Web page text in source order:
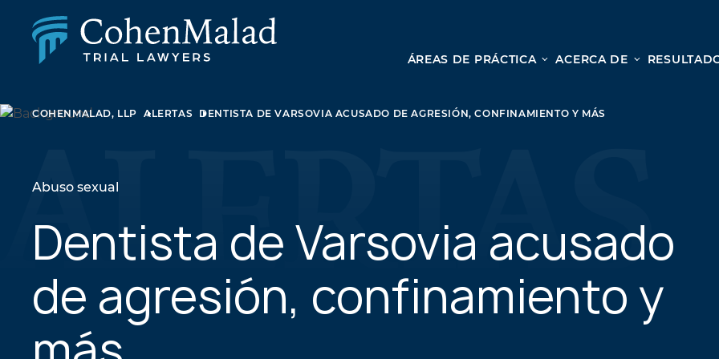
ÁREAS DE PRÁCTICA
DEMANDA COLECTIVA Y AGRAVIO MASIVO
LITIGIOS EMPRESARIALES
NEGLIGENCIA MÉDICA
LITIGIOS SOBRE MEDICAMENTOS Y DISPOSITIVOS
Lesión personal
DRAM SHOP LIABILITY
RESBALONES Y CAÍDAS
ACCIDENTES DE UBER
ACERCA DE
COHENMALAD, LLP ALERTAS DENTISTA DE VARSOVIA ACUSADO DE AGRESIÓN, CONFINAMIENTO Y MÁS
Abuso sexual
Dentista de Varsovia acusado
de agresión, confinamiento y